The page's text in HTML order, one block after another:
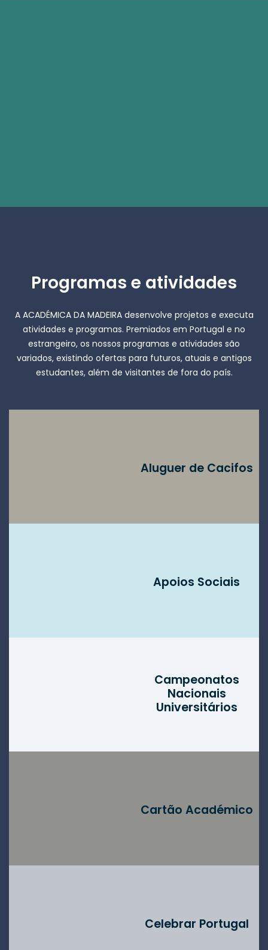
Programas e atividades
A ACADÉMICA DA MADEIRA desenvolve projetos e executa
atividades e programas. Premiados em Portugal e no
estrangeiro, os nossos programas e atividades são
variados, existindo ofertas para futuros, atuais e antigos
estudantes, além de visitantes de fora do país.
Aluguer de Cacifos
Apoios Sociais
Campeonatos
Nacionais
Universitários
Cartão Académico
Celebrar Portugal